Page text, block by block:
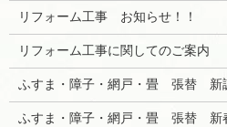
リフォーム工事 お知らせ！！
リフォーム工事に関してのご案内
ふすま・障子・網戸・畳 張替 新
ふすま・障子・網戸・畳 張替 新